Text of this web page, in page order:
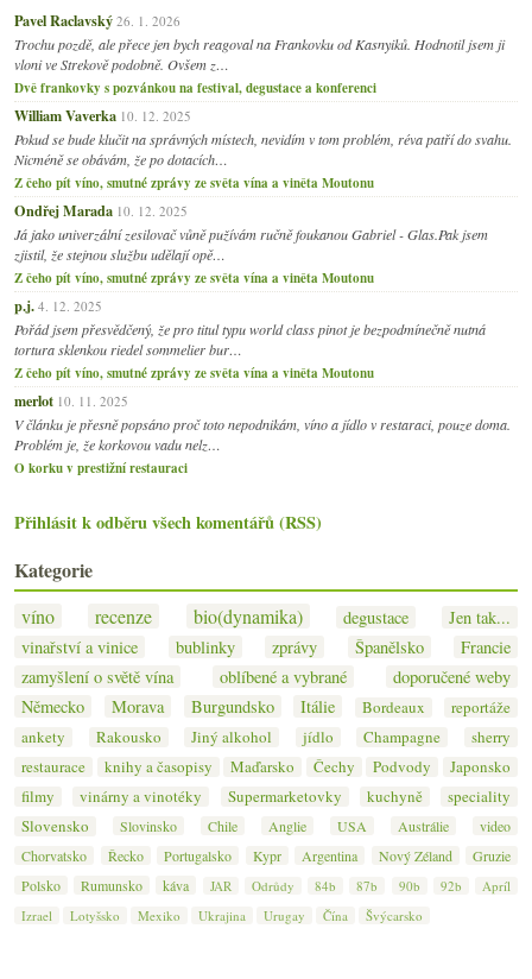
Pavel Raclavský 26. 1. 2026
Trochu pozdě, ale přece jen bych reagoval na Frankovku od Kasnyiků. Hodnotil jsem ji
vloni ve Strekově podobně. Ovšem z…
Dvě frankovky s pozvánkou na festival, degustace a konferenci
William Vaverka 10. 12. 2025
Pokud se bude klučit na správných místech, nevidím v tom problém, réva patří do svahu.
Nicméně se obávám, že po dotacích…
Z čeho pít víno, smutné zprávy ze světa vína a viněta Moutonu
Ondřej Marada 10. 12. 2025
Já jako univerzální zesilovač vůně pužívám ručně foukanou Gabriel - Glas.Pak jsem
zjistil, že stejnou službu udělají opě…
Z čeho pít víno, smutné zprávy ze světa vína a viněta Moutonu
p.j. 4. 12. 2025
Pořád jsem přesvědčený, že pro titul typu world class pinot je bezpodmínečně nutná
tortura sklenkou riedel sommelier bur…
Z čeho pít víno, smutné zprávy ze světa vína a viněta Moutonu
merlot 10. 11. 2025
V článku je přesně popsáno proč toto nepodnikám, víno a jídlo v restaraci, pouze doma.
Problém je, že korkovou vadu nelz…
O korku v prestižní restauraci
Přihlásit k odběru všech komentářů (RSS)
Kategorie
víno recenze bio(dynamika) degustace
Jen tak...
vinařství a vinice
bublinky zprávy Španělsko
Francie
zamyšlení o světě vína
oblíbené a vybrané
doporučené weby
Německo
Morava Burgundsko Itálie Bordeaux
reportáže
ankety
Rakousko Jiný alkohol jídlo Champagne
sherry
restaurace
knihy a časopisy Maďarsko Čechy Podvody
Japonsko
filmy
vinárny a vinotéky Supermarketovky kuchyně
speciality
Slovensko
Slovinsko Chile Anglie USA Austrálie
video
Chorvatsko
Řecko Portugalsko Kypr Argentina Nový Zéland
Gruzie
Polsko
Rumunsko káva JAR Odrůdy 84b 87b 90b 92b
Apríl
Izrael
Lotyšsko Mexiko Ukrajina Urugay Čína Švýcarsko